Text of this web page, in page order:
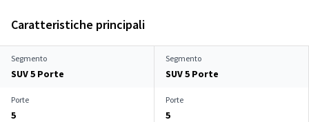
Caratteristiche principali
Segmento
SUV 5 Porte
Segmento
SUV 5 Porte
Porte
5
Porte
5